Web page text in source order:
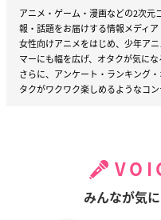
アニメ・ゲーム・漫画などの2次
報・話題をお届けする情報メディア
女性向けアニメをはじめ、少年ア
マーにも幅を広げ、オタクが気に
さらに、アンケート・ランキング
タクがワクワク楽しめるようなコン
みんなが気